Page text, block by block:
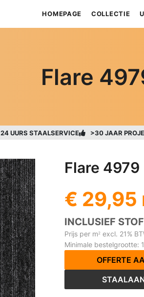
HOMEPAGE COLLECTIE
Flare
24 UURS STAALSERVICE >30 JAAR
Flare 4979
€ 29,95
INCLUSIEF
Prijs per m2 excl. 21%
Minimale bestelgrootte:
OFFERTE